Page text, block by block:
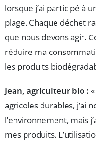
lorsque j’ai participé à
plage. Chaque déchet
que nous devons agir.
réduire ma
les produits
Jean, agriculteur bio :
agricoles durables, j’ai
l’environnement, mais
mes produits.